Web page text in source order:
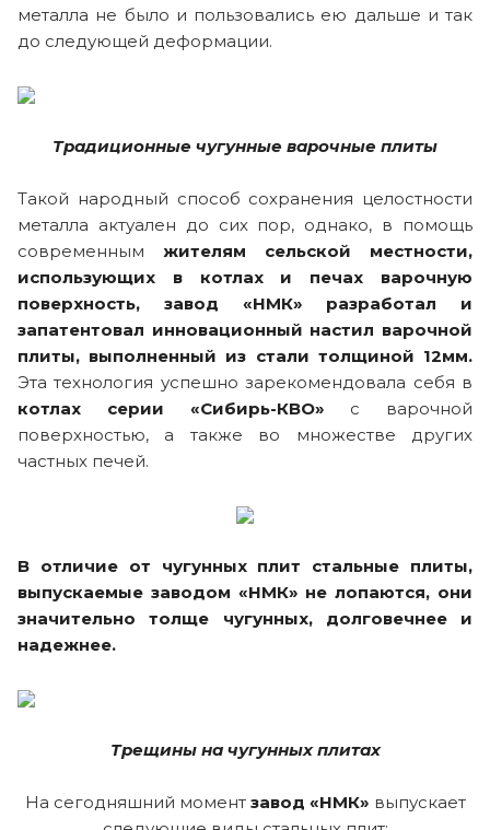
металла не было и пользовались ею дальше и так
до следующей деформации.
Традиционные чугунные варочные плиты
Такой народный способ сохранения целостности
металла актуален до сих пор, однако, в помощь
современным жителям сельской местности,
использующих в котлах и печах варочную
поверхность, завод «НМК» разработал и
запатентовал инновационный настил варочной
плиты, выполненный из стали толщиной 12мм.
Эта технология успешно зарекомендовала себя в
котлах серии «Сибирь-КВО» с варочной
поверхностью, а также во множестве других
частных печей.
В отличие от чугунных плит стальные плиты,
выпускаемые заводом «НМК» не лопаются, они
значительно толще чугунных, долговечнее и
надежнее.
Трещины на чугунных плитах
На сегодняшний момент завод «НМК» выпускает